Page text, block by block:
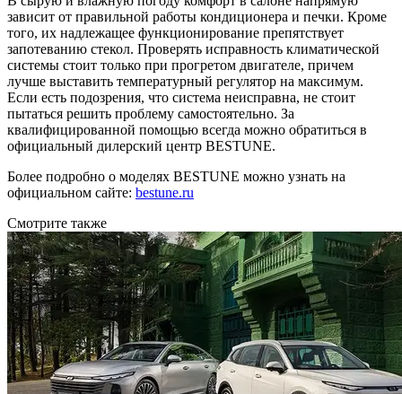
зависит от правильной работы кондиционера и печки. Кроме
того, их надлежащее функционирование препятствует
запотеванию стекол. Проверять исправность климатической
системы стоит только при прогретом двигателе, причем
лучше выставить температурный регулятор на максимум.
Если есть подозрения, что система неисправна, не стоит
пытаться решить проблему самостоятельно. За
квалифицированной помощью всегда можно обратиться в
официальный дилерский центр BESTUNE.
Более подробно о моделях BESTUNE можно узнать на
официальном сайте: bestune.ru
Смотрите также